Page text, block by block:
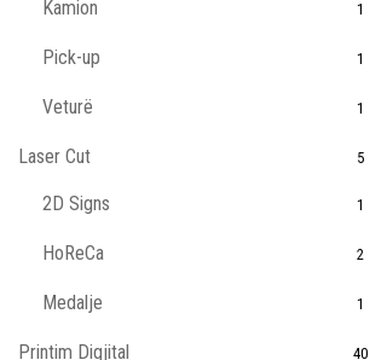
Kamion 1
Pick-up 1
Veturë 1
Laser Cut 5
2D Signs 1
HoReCa 2
Medalje 1
Printim Digjital 40